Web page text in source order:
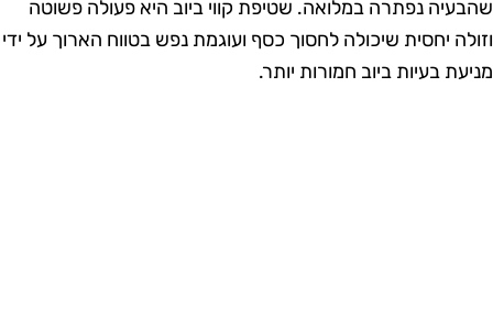
נפתרה במלואה. שטיפת קווי ביוב היא פעולה פשוטה
יחסית שיכולה לחסוך כסף ועוגמת נפש בטווח הארוך על ידי
בעיות ביוב חמורות יותר.